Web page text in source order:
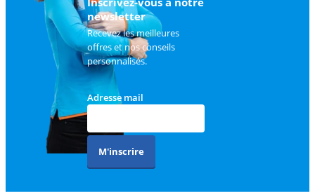
newsletter
Recevez les meilleures
offres et nos conseils
personnalisés.
Adresse mail
M'inscrire